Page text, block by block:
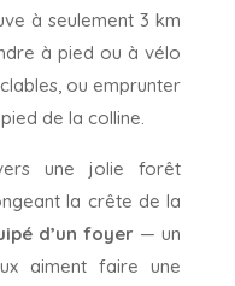
à seulement 3 km
à pied ou à vélo
ou emprunter
de la colline.
une jolie forêt
la crête de la
d’un foyer — un
aiment faire une